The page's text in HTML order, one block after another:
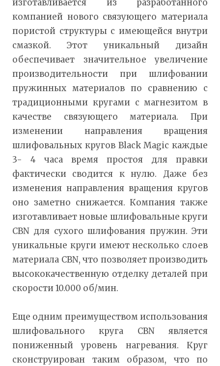
изготавливается из разработанного
компанией нового связующего материала
пористой структуры с имеющейся внутри
смазкой. Этот уникальный дизайн
обеспечивает значительное увеличение
производительности при шлифовании
пружинных материалов по сравнению с
традиционными кругами с магнезитом в
качестве связующего материала. При
изменении направления вращения
шлифовальных кругов Black Magic каждые
3- 4 часа время простоя для правки
фактически сводится к нулю. Даже без
изменения направления вращения кругов
оно заметно снижается. Компания также
изготавливает новые шлифовальные круги
CBN для сухого шлифования пружин. Эти
уникальные круги имеют несколько слоев
материала CBN, что позволяет производить
высококачественную отделку деталей при
скорости 10.000 об/мин.
Еще одним преимуществом использования
шлифовального круга CBN является
пониженный уровень нагревания. Круг
сконструирован таким образом, что по